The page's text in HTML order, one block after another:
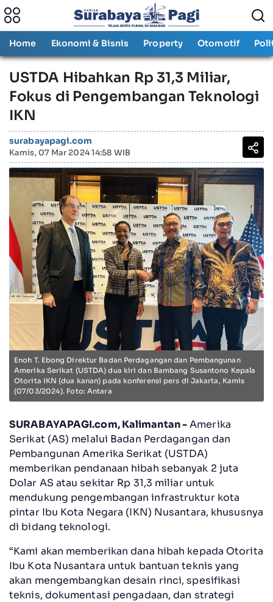
Home Ekonomi & Bisnis Property Otomotif
USTDA Hibahkan Rp 31,3 Miliar,
Fokus di Pengembangan Teknologi
IKN
surabayapagi.com
Kamis, 07 Mar 2024 14:58 WIB
Enoh T. Ebong Direktur Badan Perdagangan dan Pembangunan
Amerika Serikat (USTDA) dua kiri dan Bambang Susantono Kepala
Otorita IKN (dua kanan) pada konferensi pers di Jakarta, Kamis
(07/03/2024). Foto: Antara
SURABAYAPAGI.com, Kalimantan -Amerika
Serikat (AS) melalui Badan Perdagangan dan
Pembangunan Amerika Serikat (USTDA)
memberikan pendanaan hibah sebanyak 2 juta
Dolar AS atau sekitar Rp 31,3 miliar untuk
mendukung pengembangan infrastruktur kota
pintar Ibu Kota Negara (IKN) Nusantara, khususnya
di bidang teknologi.
“Kami akan memberikan dana hibah kepada Otorita
Ibu Kota Nusantara untuk bantuan teknis yang
akan mengembangkan desain rinci, spesifikasi
teknis, dokumentasi pengadaan, dan strategi